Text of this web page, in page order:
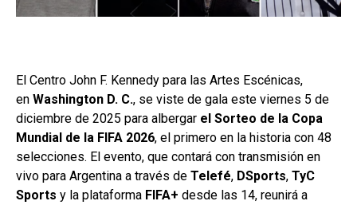
El Centro John F. Kennedy para las Artes Escénicas,
en Washington D. C., se viste de gala este viernes 5 de
diciembre de 2025 para albergar el Sorteo de la Copa
Mundial de la FIFA 2026, el primero en la historia con 48
selecciones. El evento, que contará con transmisión en
vivo para Argentina a través de Telefé, DSports, TyC
Sports y la plataforma FIFA+ desde las 14, reunirá a